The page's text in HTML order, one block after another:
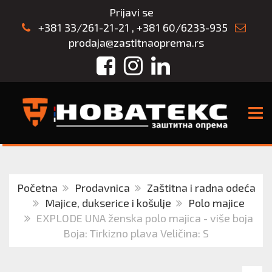
Prijavi se
+381 33/261-21-21 , +381 60/6233-935
prodaja@zastitnaoprema.rs
FacebookInstagram
LinkedIn
Početna Prodavnica
Zaštitna i radna odeća
Majice, dukserice i košulje
Polo majice
EXPLODE UNA ženska polo majica - više boja
Boja: Tirkizno plava Veličina: S